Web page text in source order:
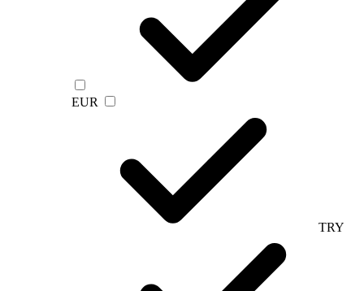
EUR
TRY